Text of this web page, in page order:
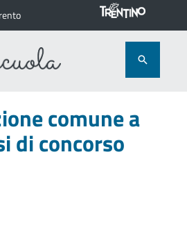
comune a
di concorso